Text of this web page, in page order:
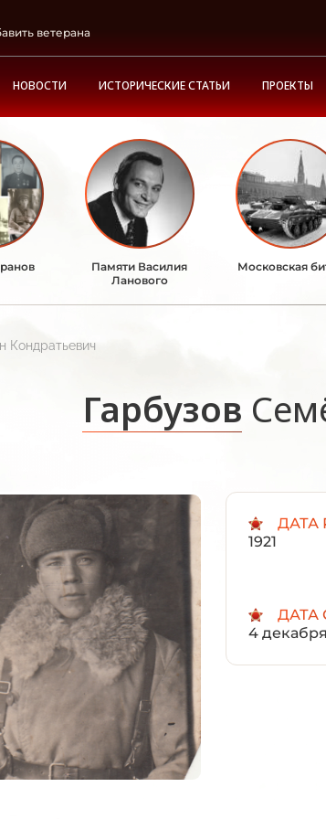
ветерана
НОВОСТИ ИСТОРИЧЕСКИЕ СТАТЬИ ПРОЕКТЫ
Памяти Василия
Ланового
Московская
Кондратьевич
Гарбузов
ДАТА
1921
ДАТА
4